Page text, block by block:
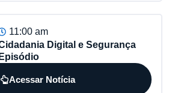
11:00 am
Digital e Segurança
Acessar Notícia